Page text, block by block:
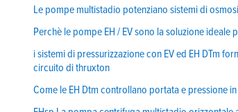
Le pompe multistadio potenziano sistemi di
Perchè le pompe EH / EV sono la soluzione
i sistemi di pressurizzazione con EV ed EH DTm
circuito di thruxton
Come le EH Dtm controllano portata e pressione